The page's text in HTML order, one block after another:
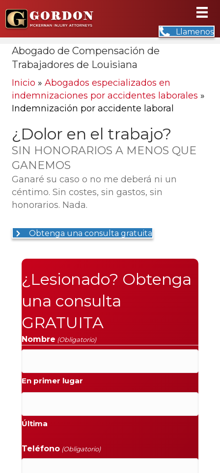
Llamenos
Abogado de Compensación de
Trabajadores de Louisiana
Inicio » Abogados especializados en
indemnizaciones por accidentes laborales »
Indemnización por accidente laboral
¿Dolor en el trabajo?
SIN HONORARIOS A MENOS QUE
GANEMOS
Ganaré su caso o no me deberá ni un
céntimo. Sin costes, sin gastos, sin
honorarios. Nada.
Obtenga una consulta gratuita
¿Lesionado? Obtenga
una consulta
GRATUITA
Nombre (Obligatorio)
En primer lugar
Última
Teléfono (Obligatorio)